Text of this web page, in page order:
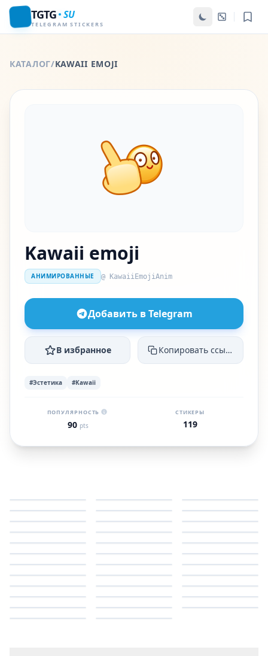
TGTG SU
TELEGRAM STICKERS
КАТАЛОГ/KAWAII EMOJI
Kawaii emoji
АНИМИРОВАННЫЕ @ KawaiiEmojiAnim
Добавить в Telegram
В избранное Копировать ссылку
#Эстетика #Kawaii
ПОПУЛЯРНОСТЬ
90 pts
СТИКЕРЫ
119